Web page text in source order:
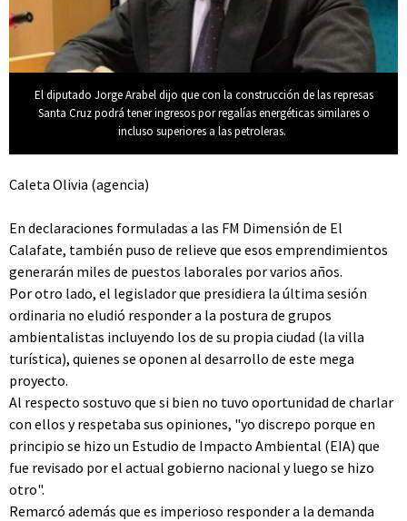
El diputado Jorge Arabel dijo que con la construcción de las represas
Santa Cruz podrá tener ingresos por regalías energéticas similares o
incluso superiores a las petroleras.
Caleta Olivia (agencia)
En declaraciones formuladas a las FM Dimensión de El
Calafate, también puso de relieve que esos emprendimientos
generarán miles de puestos laborales por varios años.
Por otro lado, el legislador que presidiera la última sesión
ordinaria no eludió responder a la postura de grupos
ambientalistas incluyendo los de su propia ciudad (la villa
turística), quienes se oponen al desarrollo de este mega
proyecto.
Al respecto sostuvo que si bien no tuvo oportunidad de charlar
con ellos y respetaba sus opiniones, "yo discrepo porque en
principio se hizo un Estudio de Impacto Ambiental (EIA) que
fue revisado por el actual gobierno nacional y luego se hizo
otro".
Remarcó además que es imperioso responder a la demanda